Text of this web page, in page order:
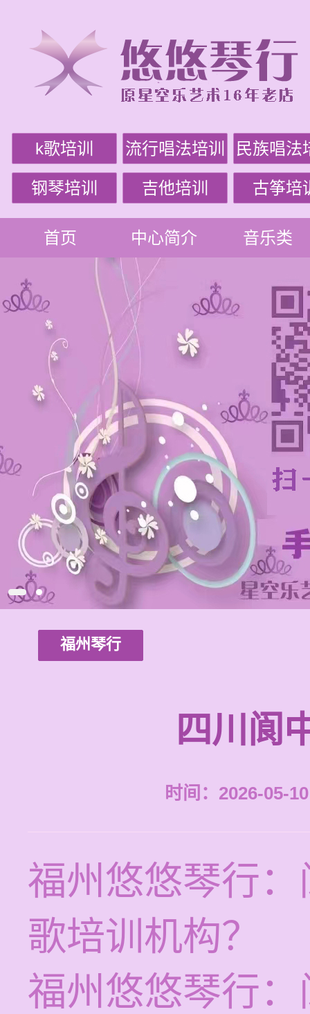
k歌培训 流行唱法培训 民族唱法
钢琴培训 吉他培训 古筝培
首页 中心简介 音乐类
福州琴行
四川阆
时间：2026-05-
福州悠悠琴行
歌培训机构？
福州悠悠琴行